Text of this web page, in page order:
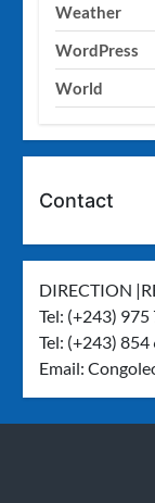
Weather
WordPress
World
Contact
DIRECTION
Tel: (+243)
Tel: (+243)
Email: